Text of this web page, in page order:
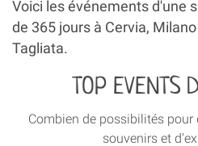
Voici les événements d'une
de 365 jours à Cervia,
Tagliata.
TOP EVENTS
Combien de possibilités pour
souvenirs et